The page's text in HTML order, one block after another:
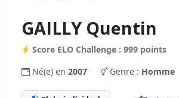
GAILLY Quentin
Score ELO Challenge : 999 points
Né(e) en 2007 Genre : Homme